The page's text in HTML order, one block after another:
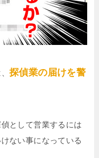
探偵業の届けを警
として営業するには
ない事になっている